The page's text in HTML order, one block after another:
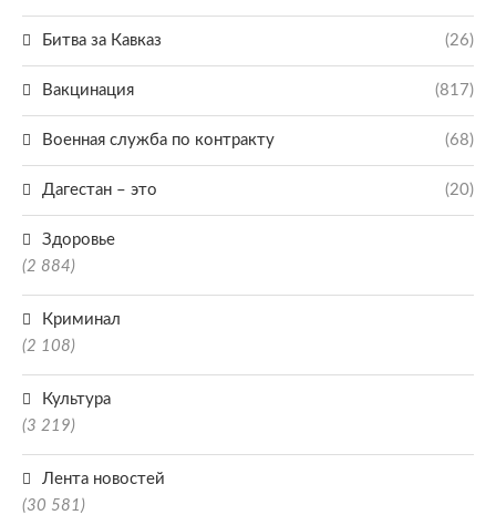
Битва за Кавказ (26)
Вакцинация (817)
Военная служба по контракту (68)
Дагестан – это (20)
Здоровье
(2 884)
Криминал
(2 108)
Культура
(3 219)
Лента новостей
(30 581)